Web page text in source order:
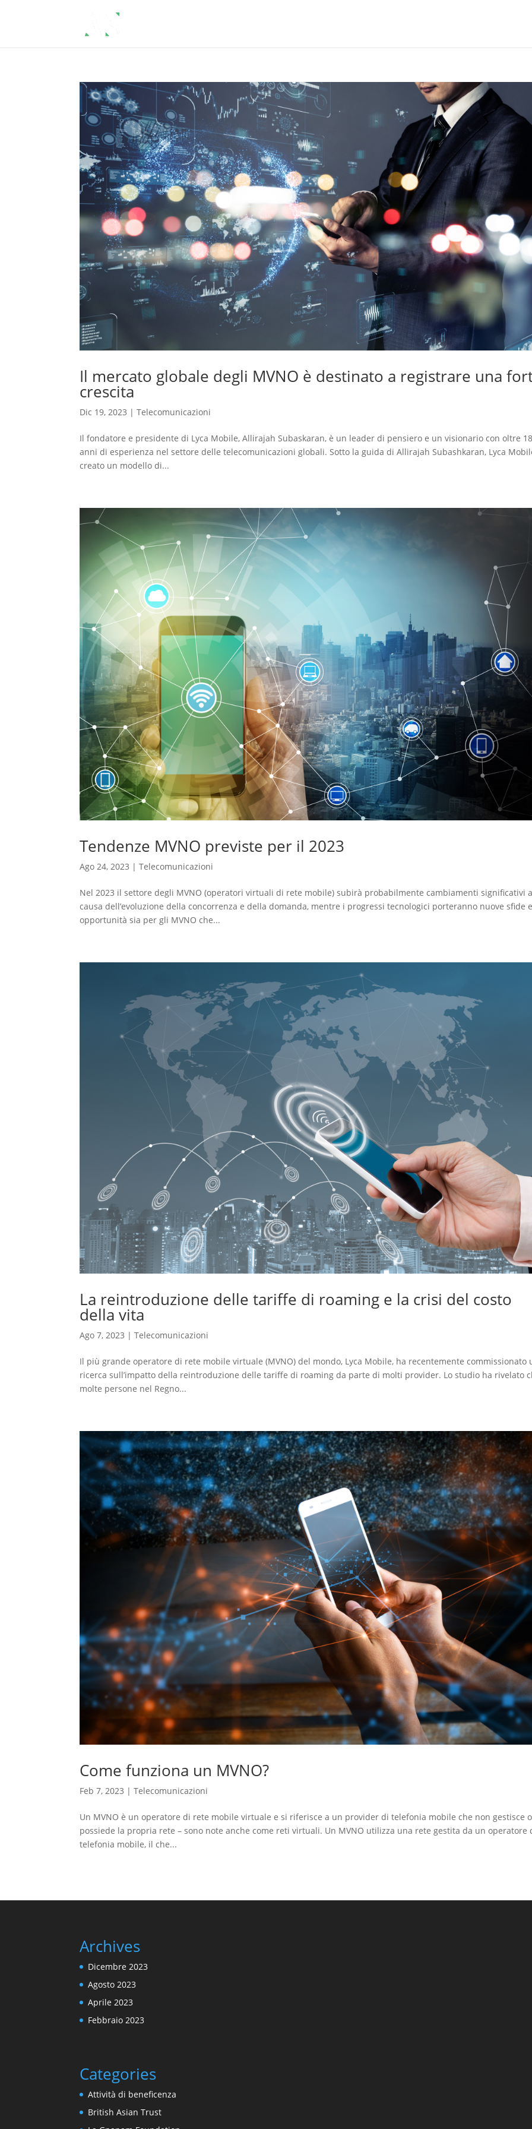
Il mercato globale degli MVNO è destinato a registrare una
crescita
Dic 19, 2023 |Telecomunicazioni
Il fondatore e presidente di Lyca Mobile, Allirajah Subaskaran, è un leader di pensiero e un visionario con oltre
anni di esperienza nel settore delle telecomunicazioni globali. Sotto la guida di Allirajah Subashkaran, Lyca
creato un modello di...
Tendenze MVNO previste per il 2023
Ago 24, 2023 |Telecomunicazioni
Nel 2023 il settore degli MVNO (operatori virtuali di rete mobile) subirà probabilmente cambiamenti significativi
causa dell’evoluzione della concorrenza e della domanda, mentre i progressi tecnologici porteranno nuove sfide
opportunità sia per gli MVNO che...
La reintroduzione delle tariffe di roaming e la crisi del costo
della vita
Ago 7, 2023 |Telecomunicazioni
Il più grande operatore di rete mobile virtuale (MVNO) del mondo, Lyca Mobile, ha recentemente commissionato
ricerca sull’impatto della reintroduzione delle tariffe di roaming da parte di molti provider. Lo studio ha rivelato
molte persone nel Regno...
Come funziona un MVNO?
Feb 7, 2023 |Telecomunicazioni
Un MVNO è un operatore di rete mobile virtuale e si riferisce a un provider di telefonia mobile che non gestisce o
possiede la propria rete – sono note anche come reti virtuali. Un MVNO utilizza una rete gestita da un operatore
telefonia mobile, il che...
Archives
Dicembre 2023
Agosto 2023
Aprile 2023
Febbraio 2023
Categories
Attività di beneficenza
British Asian Trust